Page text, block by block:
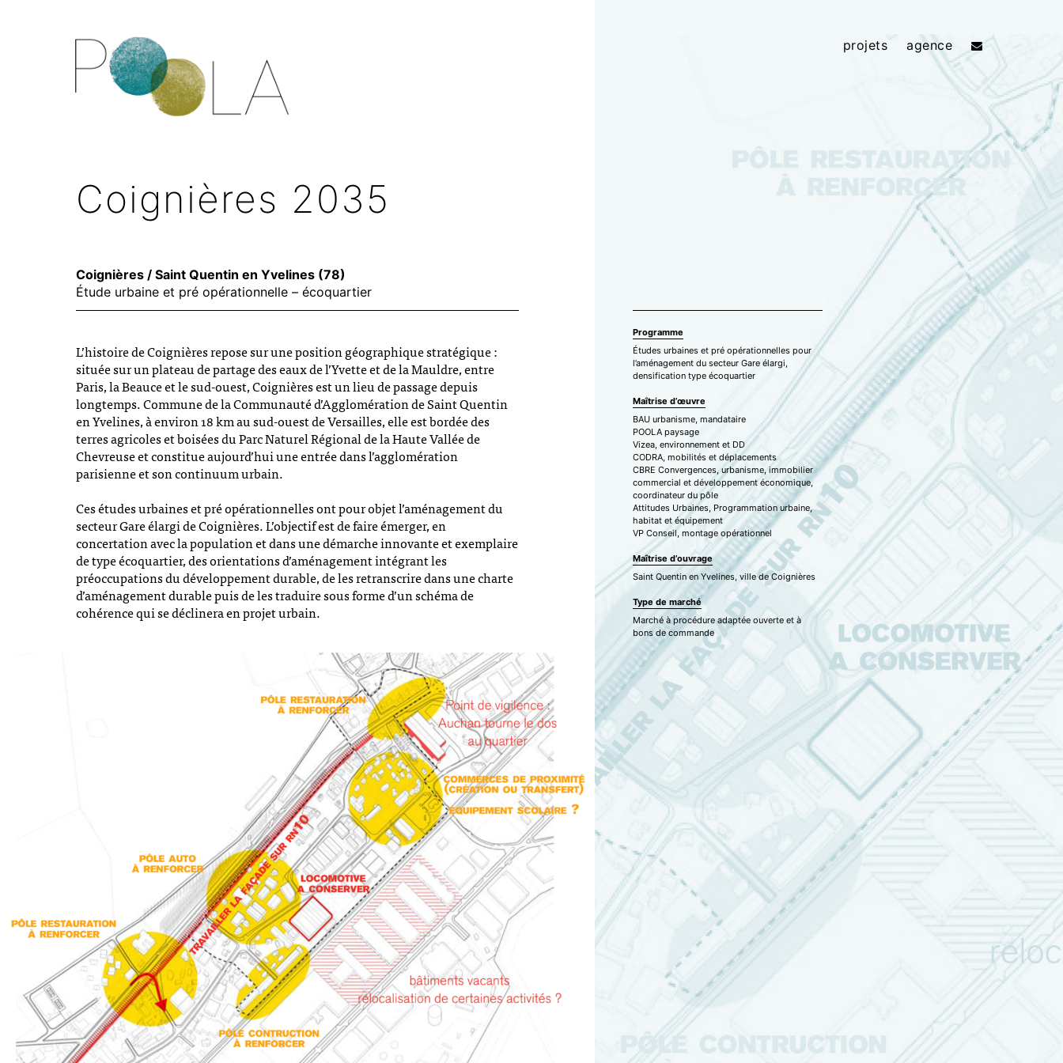
projets agence
Coignières 2035
Coignières / Saint Quentin en Yvelines (78)
Étude urbaine et pré opérationnelle – écoquartier
L’histoire de Coignières repose sur une position géographique stratégique :
située sur un plateau de partage des eaux de l’Yvette et de la Mauldre, entre
Paris, la Beauce et le sud-ouest, Coignières est un lieu de passage depuis
longtemps. Commune de la Communauté d’Agglomération de Saint Quentin
en Yvelines, à environ 18 km au sud-ouest de Versailles, elle est bordée des
terres agricoles et boisées du Parc Naturel Régional de la Haute Vallée de
Chevreuse et constitue aujourd’hui une entrée dans l’agglomération
parisienne et son continuum urbain.
Ces études urbaines et pré opérationnelles ont pour objet l’aménagement du
secteur Gare élargi de Coignières. L’objectif est de faire émerger, en
concertation avec la population et dans une démarche innovante et exemplaire
de type écoquartier, des orientations d’aménagement intégrant les
préoccupations du développement durable, de les retranscrire dans une charte
d’aménagement durable puis de les traduire sous forme d’un schéma de
cohérence qui se déclinera en projet urbain.
Programme
Études urbaines et pré opérationnelles pour
l’aménagement du secteur Gare élargi,
densification type écoquartier
Maîtrise d’œuvre
BAU urbanisme, mandataire
POOLA paysage
Vizea, environnement et DD
CODRA, mobilités et déplacements
CBRE Convergences, urbanisme, immobilier
commercial et développement économique,
coordinateur du pôle
Attitudes Urbaines, Programmation urbaine,
habitat et équipement
VP Conseil, montage opérationnel
Maîtrise d’ouvrage
Saint Quentin en Yvelines, ville de Coignières
Type de marché
Marché à procédure adaptée ouverte et à
bons de commande